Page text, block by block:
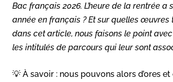
Bac français 2026. L’heure de la rentrée
année en français ? Et sur quelles œuvres
dans cet article, nous faisons le point
les intitulés de parcours qui leur sont
💡 À savoir : nous pouvons alors d’ores